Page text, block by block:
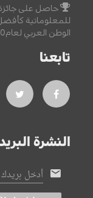
حاصل على
للمعلوماتية
الوطن العربي لعام2010,
تابعنا
النشرة
أدخل بريدك